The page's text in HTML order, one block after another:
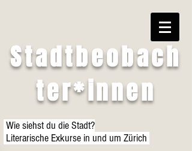
Stadtbeobach
ter*innen
Wie siehst du die Stadt?
Literarische Exkurse in und um Zürich